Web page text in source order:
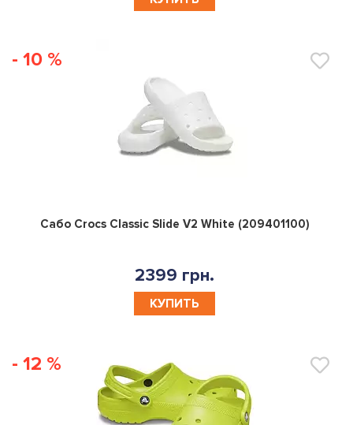
- 10 %
0
Сабо Crocs Classic Slide V2 White (209401100)
2399 грн.
КУПИТЬ
- 12 %